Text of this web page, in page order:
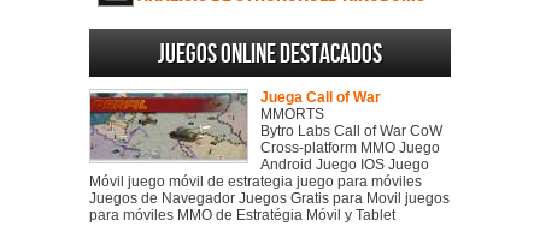
Juegos online destacados
Juega Call of War
MMORTS
Bytro Labs Call of War CoW
Cross-platform MMO Juego
Android Juego IOS Juego
Móvil juego móvil de estrategia juego para móviles
Juegos de Navegador Juegos Gratis para Movil juegos
para móviles MMO de Estratégia Móvil y Tablet